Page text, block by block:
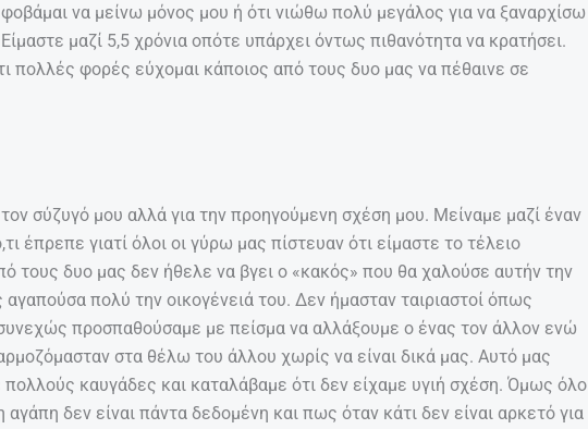
φοβάμαι να μείνω μόνος μου ή ότι νιώθω πολύ μεγάλος για να ξαναρχίσω
μαζί 5,5 χρόνια οπότε υπάρχει όντως πιθανότητα να κρατήσει.
πολλές φορές εύχομαι κάποιος από τους δυο μας να πέθαινε σε
σύζυγό μου αλλά για την προηγούμενη σχέση μου. Μείναμε μαζί έναν
έπρεπε γιατί όλοι οι γύρω μας πίστευαν ότι είμαστε το τέλειο
τους δυο μας δεν ήθελε να βγει ο «κακός» που θα χαλούσε αυτήν την
αγαπούσα πολύ την οικογένειά του. Δεν ήμασταν ταιριαστοί όπως
προσπαθούσαμε με πείσμα να αλλάξουμε ο ένας τον άλλον ενώ
στα θέλω του άλλου χωρίς να είναι δικά μας. Αυτό μας
καυγάδες και καταλάβαμε ότι δεν είχαμε υγιή σχέση. Όμως όλο
δεν είναι πάντα δεδομένη και πως όταν κάτι δεν είναι αρκετό για